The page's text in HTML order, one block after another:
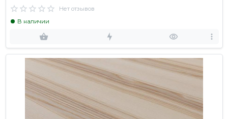
Нет отзывов
В наличии